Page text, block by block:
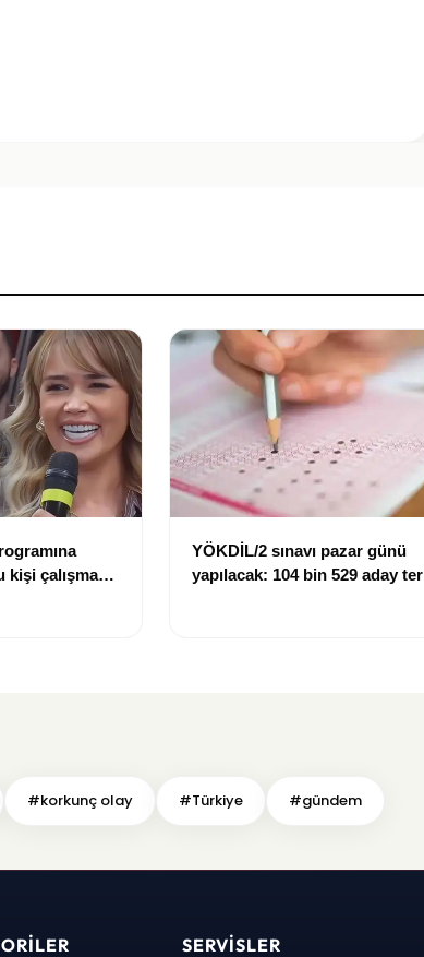
kişi çalışma
YÖKDİL/2 sınavı pazar günü
yapılacak: 104 bin 529 aday ter
#korkunç olay #Türkiye #gündem
SERVISLER